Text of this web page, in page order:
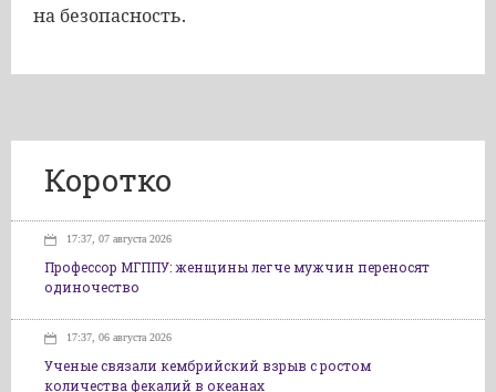
на безопасность.
Коротко
17:37, 07 августа 2026
Профессор МГППУ: женщины легче мужчин переносят
одиночество
17:37, 06 августа 2026
Ученые связали кембрийский взрыв с ростом
количества фекалий в океанах